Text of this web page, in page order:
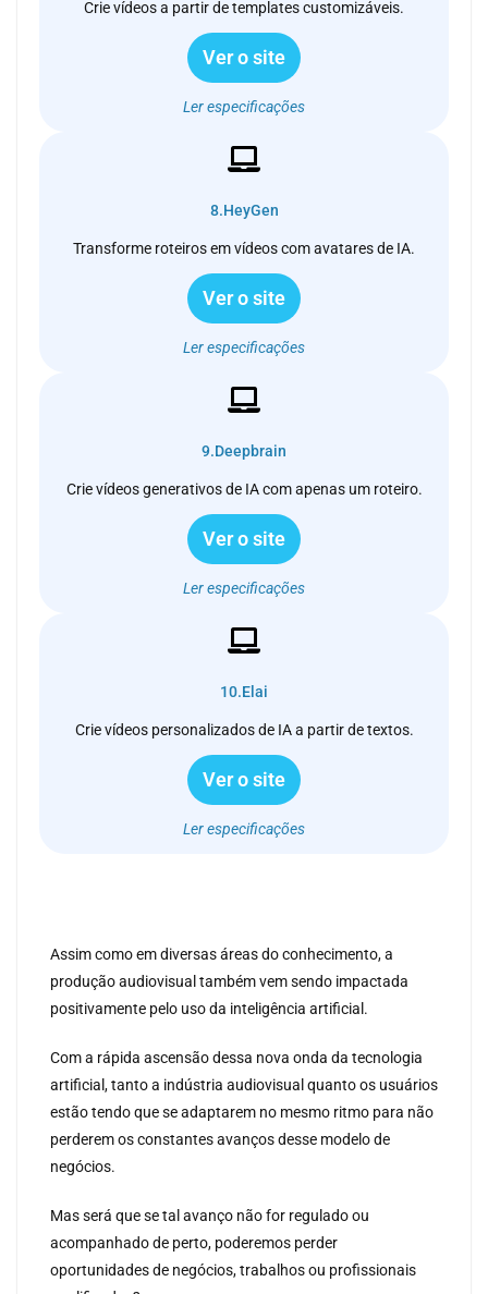
Crie vídeos a partir de templates customizáveis.
Ver o site
Ler especificações
8.HeyGen
Transforme roteiros em vídeos com avatares de IA.
Ver o site
Ler especificações
9.Deepbrain
Crie vídeos generativos de IA com apenas um roteiro.
Ver o site
Ler especificações
10.Elai
Crie vídeos personalizados de IA a partir de textos.
Ver o site
Ler especificações
Assim como em diversas áreas do conhecimento, a
produção audiovisual também vem sendo impactada
positivamente pelo uso da inteligência artificial.
Com a rápida ascensão dessa nova onda da tecnologia
artificial, tanto a indústria audiovisual quanto os usuários
estão tendo que se adaptarem no mesmo ritmo para não
perderem os constantes avanços desse modelo de
negócios.
Mas será que se tal avanço não for regulado ou
acompanhado de perto, poderemos perder
oportunidades de negócios, trabalhos ou profissionais